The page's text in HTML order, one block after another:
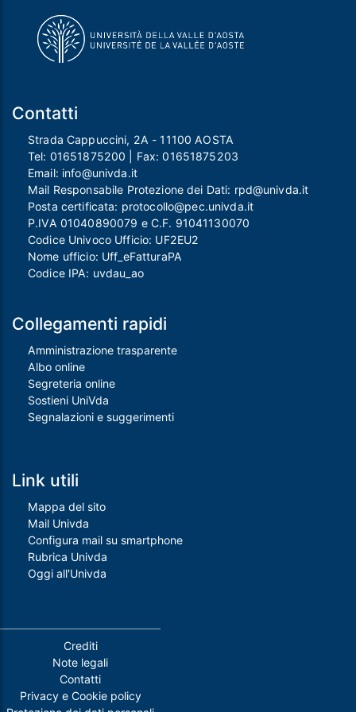
Contatti
Strada Cappuccini, 2A - 11100 AOSTA
Tel: 01651875200 | Fax:01651875203
Email: info@univda.it
Mail Responsabile Protezione dei Dati: rpd@univda.it
Posta certificata: protocollo@pec.univda.it
P.IVA 01040890079 e C.F. 91041130070
Codice Univoco Ufficio: UF2EU2
Nome ufficio: Uff_eFatturaPA
Codice IPA: uvdau_ao
Collegamenti rapidi
Amministrazione trasparente
Albo online
Segreteria online
Sostieni UniVda
Segnalazioni e suggerimenti
Link utili
Mappa del sito
Mail Univda
Configura mail su smartphone
Rubrica Univda
Oggi all'Univda
Piè di pagina
Crediti
Note legali
Contatti
Privacy e Cookie policy